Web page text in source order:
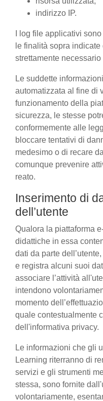
indirizzo IP.
I log file applicativi
le finalità sopra
strettamente
Le suddette
automatizzata al fine di
funzionamento della
sicurezza, le stesse
conformemente alle
bloccare tentativi di
medesimo o di recare
comunque prevenire
reato.
Inserimento di
dell’utente
Qualora la piattaforma
didattiche in essa
dati da parte
e registra alcuni suoi
associare l’attività
intendono
momento
quale contestualmente
dell'informativa privacy.
Le informazioni che gli
Learning riterranno di
servizi e gli strumenti
stessa, sono fornite
volontariamente,